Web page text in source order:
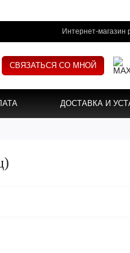
Интернет-магазин
СВЯЗАТЬСЯ СО МНОЙ
ДОСТАВКА И